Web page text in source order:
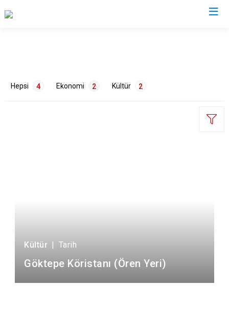
Ayrancı
Hepsi 4 Ekonomi 2 Kültür 2
Kültür | Tarih
Göktepe Köristanı (Ören Yeri)